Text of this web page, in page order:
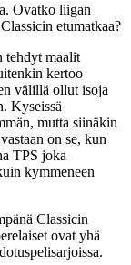
Ovatko liigan
etumatkaa?
tehdyt maalit
kertoo
välillä ollut isoja
Kyseissä
mutta siinäkin
on se, kun
TPS joka
kymmeneen
Classicin
ovat yhä